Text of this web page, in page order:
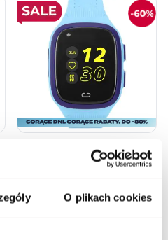
O plikach cookies
GARETT KIDS ROCK 4G RT
196,00 zł 489,00 zł